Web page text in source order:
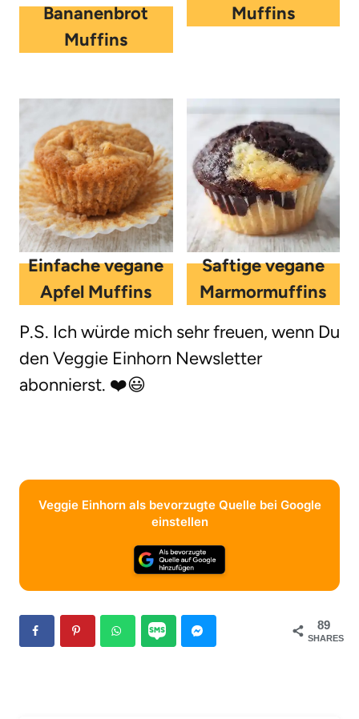
Bananenbrot
Muffins
Muffins
Einfache vegane
Apfel Muffins
Saftige vegane
Marmormuffins
P.S. Ich würde mich sehr freuen, wenn Du
den Veggie Einhorn Newsletter
abonnierst. ❤️😃
Veggie Einhorn als bevorzugte Quelle bei Google
einstellen
89
SHARES